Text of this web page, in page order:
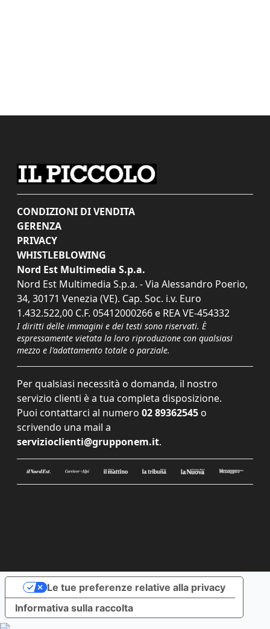
CONDIZIONI DI VENDITA
GERENZA
PRIVACY
WHISTLEBLOWING
Nord Est Multimedia S.p.a.
Nord Est Multimedia S.p.a. - Via Alessandro Poerio,
34, 30171 Venezia (VE). Cap. Soc. i.v. Euro
1.432.522,00 C.F. 05412000266 e REA VE-454332
I diritti delle immagini e dei testi sono riservati. È
espressamente vietata la loro riproduzione con qualsiasi
mezzo e l'adattamento totale o parziale.
Per qualsiasi necessità o domanda, il nostro
servizio clienti è a tua completa disposizione.
Puoi contattarci al numero 02 89362545 o
scrivendo una mail a
servizioclienti@grupponem.it.
Informativa sulla raccolta
Le tue preferenze relative alla privacy